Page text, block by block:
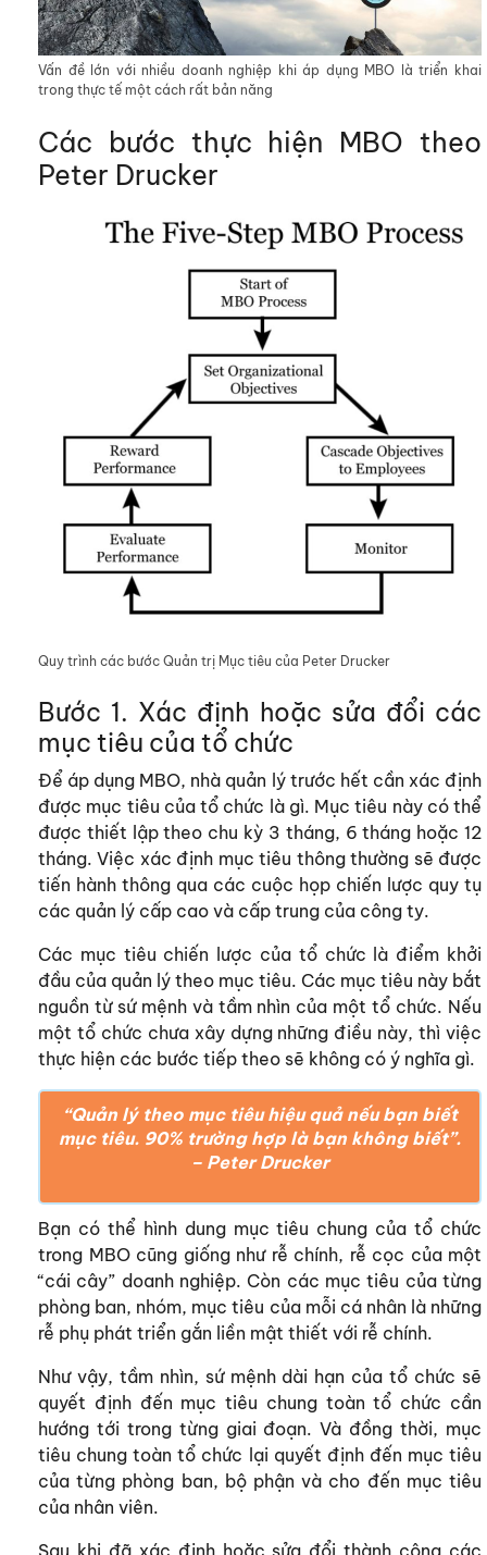
Vấn đề lớn với nhiều doanh nghiệp khi áp dụng MBO là triển khai
trong thực tế một cách rất bản năng
Các bước thực hiện MBO theo
Peter Drucker
Quy trình các bước Quản trị Mục tiêu của Peter Drucker
Bước 1. Xác định hoặc sửa đổi các
mục tiêu của tổ chức
Để áp dụng MBO, nhà quản lý trước hết cần xác định
được mục tiêu của tổ chức là gì. Mục tiêu này có thể
được thiết lập theo chu kỳ 3 tháng, 6 tháng hoặc 12
tháng. Việc xác định mục tiêu thông thường sẽ được
tiến hành thông qua các cuộc họp chiến lược quy tụ
các quản lý cấp cao và cấp trung của công ty.
Các mục tiêu chiến lược của tổ chức là điểm khởi
đầu của quản lý theo mục tiêu. Các mục tiêu này bắt
nguồn từ sứ mệnh và tầm nhìn của một tổ chức. Nếu
một tổ chức chưa xây dựng những điều này, thì việc
thực hiện các bước tiếp theo sẽ không có ý nghĩa gì.
“Quản lý theo mục tiêu hiệu quả nếu bạn biết
mục tiêu. 90% trường hợp là bạn không biết”.
– Peter Drucker
Bạn có thể hình dung mục tiêu chung của tổ chức
trong MBO cũng giống như rễ chính, rễ cọc của một
“cái cây” doanh nghiệp. Còn các mục tiêu của từng
phòng ban, nhóm, mục tiêu của mỗi cá nhân là những
rễ phụ phát triển gắn liền mật thiết với rễ chính.
Như vậy, tầm nhìn, sứ mệnh dài hạn của tổ chức sẽ
quyết định đến mục tiêu chung toàn tổ chức cần
hướng tới trong từng giai đoạn. Và đồng thời, mục
tiêu chung toàn tổ chức lại quyết định đến mục tiêu
của từng phòng ban, bộ phận và cho đến mục tiêu
của nhân viên.